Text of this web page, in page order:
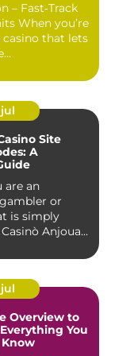
– Fast‑Track
When you’re
that lets
Site
A
are an
or
is simply
Anjouan
Overview to
You